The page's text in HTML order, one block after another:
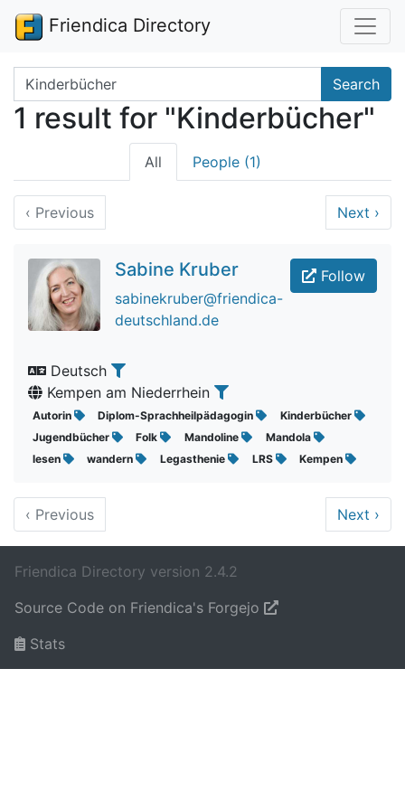
Friendica Directory
Search terms Search
1 result for "Kinderbücher"
All People (1)
‹ Previous Next ›
Follow
Sabine Kruber
sabinekruber@friendica-
deutschland.de
Deutsch
Kempen am Niederrhein
Autorin Diplom-Sprachheilpädagogin
Kinderbücher
Jugendbücher
Folk Mandoline
Mandola
lesen
wandern Legasthenie LRS Kempen
‹ Previous Next ›
Friendica Directory version 2.4.2
Source Code on Friendica's Forgejo
Stats